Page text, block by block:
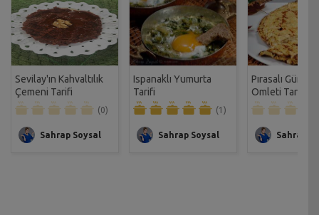
Sevilay'ın Kahvaltılık
Çemeni Tarifi
(0)
Sahrap Soysal
Ispanaklı Yumurta
Tarifi
(1)
Sahrap Soysal
Pırasalı
Omleti Tarifi
Sahrap